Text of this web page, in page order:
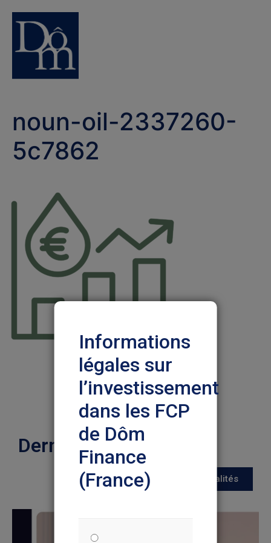
noun-oil-2337260-
5c7862
Dernières actualités
Toutes les actualités
Informations
légales sur
l’investissement
dans les FCP
de Dôm
Finance
(France)
document explique certaines